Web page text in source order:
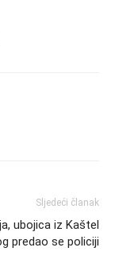
Sljedeći članak
ubojica iz Kaštel
predao se policiji